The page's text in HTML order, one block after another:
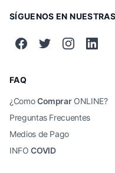
SÍGUENOS EN
FAQ
¿ComoComprarONLINE?
Preguntas Frecuentes
Medios de Pago
INFOCOVID